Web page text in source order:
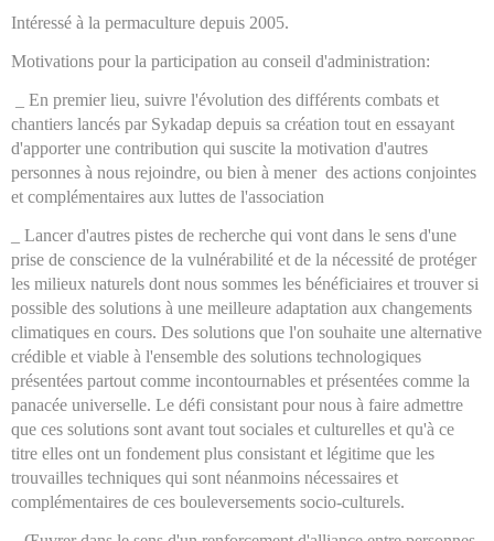
Intéressé à la permaculture depuis 2005.
Motivations pour la participation au conseil d'administration:
_ En premier lieu, suivre l'évolution des différents combats et
chantiers lancés par Sykadap depuis sa création tout en essayant
d'apporter une contribution qui suscite la motivation d'autres
personnes à nous rejoindre, ou bien à mener des actions conjointes
et complémentaires aux luttes de l'association
_ Lancer d'autres pistes de recherche qui vont dans le sens d'une
prise de conscience de la vulnérabilité et de la nécessité de protéger
les milieux naturels dont nous sommes les bénéficiaires et trouver si
possible des solutions à une meilleure adaptation aux changements
climatiques en cours. Des solutions que l'on souhaite une alternative
crédible et viable à l'ensemble des solutions technologiques
présentées partout comme incontournables et présentées comme la
panacée universelle. Le défi consistant pour nous à faire admettre
que ces solutions sont avant tout sociales et culturelles et qu'à ce
titre elles ont un fondement plus consistant et légitime que les
trouvailles techniques qui sont néanmoins nécessaires et
complémentaires de ces bouleversements socio-culturels.